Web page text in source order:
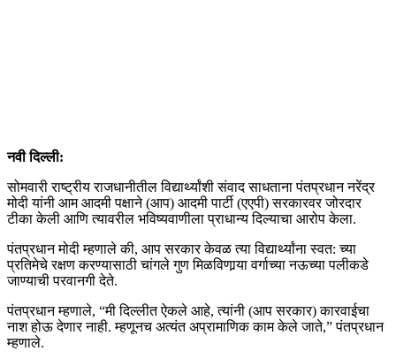
नवी दिल्ली:
सोमवारी राष्ट्रीय राजधानीतील विद्यार्थ्यांशी संवाद साधताना पंतप्रधान नरेंद्र
मोदी यांनी आम आदमी पक्षाने (आप) आदमी पार्टी (एएपी) सरकारवर जोरदार
टीका केली आणि त्यावरील भविष्यवाणीला प्राधान्य दिल्याचा आरोप केला.
पंतप्रधान मोदी म्हणाले की, आप सरकार केवळ त्या विद्यार्थ्यांना स्वत: च्या
प्रतिमेचे रक्षण करण्यासाठी चांगले गुण मिळविणार्‍या वर्गाच्या नऊच्या पलीकडे
जाण्याची परवानगी देते.
पंतप्रधान म्हणाले, “मी दिल्लीत ऐकले आहे, त्यांनी (आप सरकार) कारवाईचा
नाश होऊ देणार नाही. म्हणूनच अत्यंत अप्रामाणिक काम केले जाते,” पंतप्रधान
म्हणाले.